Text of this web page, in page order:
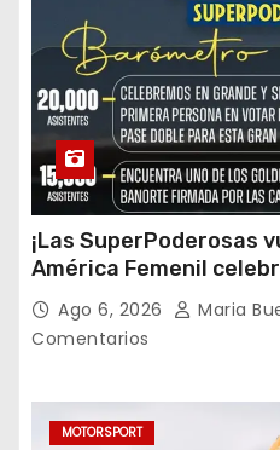
¡Las SuperPoderosas
América Femenil
triplete con una
Azul
Ago 6, 2026 Maria
Comentarios
MOTORSPORT